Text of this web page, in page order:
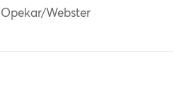
Opekar/Webster